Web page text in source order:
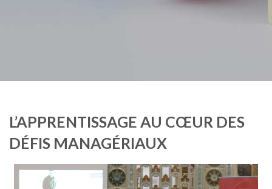
L’APPRENTISSAGE AU CŒUR DES
DÉFIS MANAGÉRIAUX